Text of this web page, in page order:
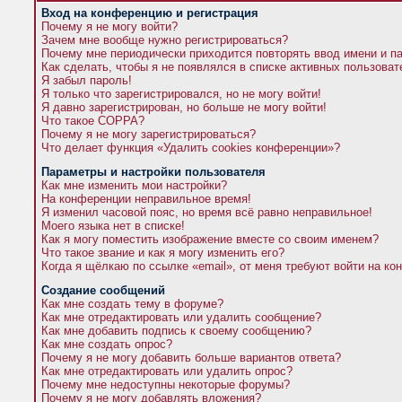
Вход на конференцию и регистрация
Почему я не могу войти?
Зачем мне вообще нужно регистрироваться?
Почему мне периодически приходится повторять ввод имени и
Как сделать, чтобы я не появлялся в списке активных
Я забыл пароль!
Я только что зарегистрировался, но не могу войти!
Я давно зарегистрирован, но больше не могу войти!
Что такое COPPA?
Почему я не могу зарегистрироваться?
Что делает функция «Удалить cookies конференции»?
Параметры и настройки пользователя
Как мне изменить мои настройки?
На конференции неправильное время!
Я изменил часовой пояс, но время всё равно неправильное!
Моего языка нет в списке!
Как я могу поместить изображение вместе со своим именем?
Что такое звание и как я могу изменить его?
Когда я щёлкаю по ссылке «email», от меня требуют войти на
Создание сообщений
Как мне создать тему в форуме?
Как мне отредактировать или удалить сообщение?
Как мне добавить подпись к своему сообщению?
Как мне создать опрос?
Почему я не могу добавить больше вариантов ответа?
Как мне отредактировать или удалить опрос?
Почему мне недоступны некоторые форумы?
Почему я не могу добавлять вложения?